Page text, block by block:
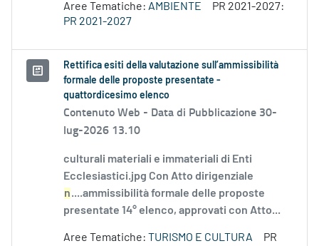
Aree Tematiche: AMBIENTE
PR 2021-2027:
PR 2021-2027
Rettifica esiti della valutazione sull’ammissibilità
formale delle proposte presentate -
quattordicesimo elenco
Contenuto Web - Data di Pubblicazione 30-
lug-2026 13.10
culturali materiali e immateriali di Enti
Ecclesiastici.jpg Con Atto dirigenziale
n....ammissibilità formale delle proposte
presentate 14° elenco, approvati con Atto...
Aree Tematiche: TURISMO E CULTURA
PR